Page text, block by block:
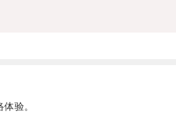
验。